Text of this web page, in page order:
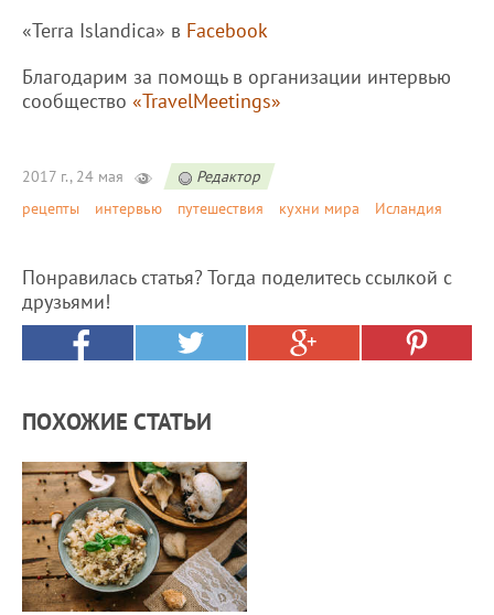
«Terra Islandica» в Facebook
Благодарим за помощь в организации интервью
сообщество «TravelMeetings»
2017 г., 24 мая
Редактор
рецепты
интервью путешествия кухни мира Исландия
Понравилась статья? Тогда поделитесь ссылкой с
друзьями!
ПОХОЖИЕ СТАТЬИ